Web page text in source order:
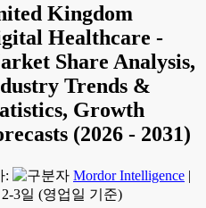
Kingdom
Healthcare -
Share Analysis,
Trends &
Growth
(2026 - 2031)
: Mordor Intelligence |
3일 (영업일 기준)